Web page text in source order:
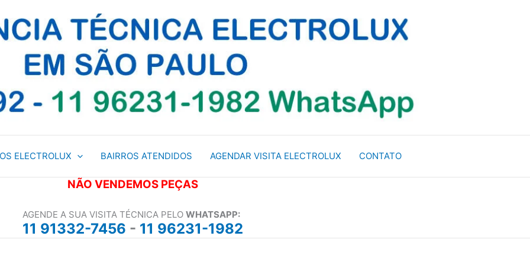
ELECTROLUX BAIRROS ATENDIDOS AGENDAR VISITA ELECTROLUX CONTATO
NÃO VENDEMOS PEÇAS
AGENDE A SUA VISITA TÉCNICA PELO WHATSAPP:
11 91332-7456 - 11 96231-1982